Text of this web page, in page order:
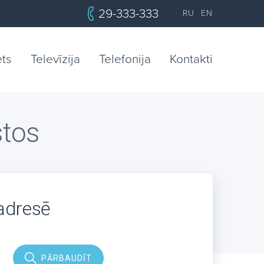
29-333-333 RU EN
Televīzija Telefonija Kontakti
PĀRBAUDĪT